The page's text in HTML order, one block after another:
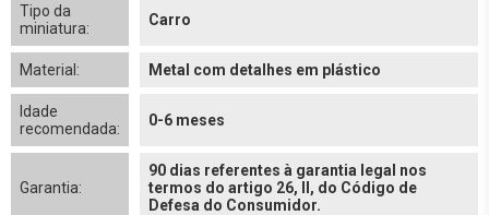
Tipo da
miniatura:
Carro
Material: Metal com detalhes em plástico
Idade
recomendada:
0-6 meses
Garantia:
90 dias referentes à garantia legal nos
termos do artigo 26, II, do Código de
Defesa do Consumidor.